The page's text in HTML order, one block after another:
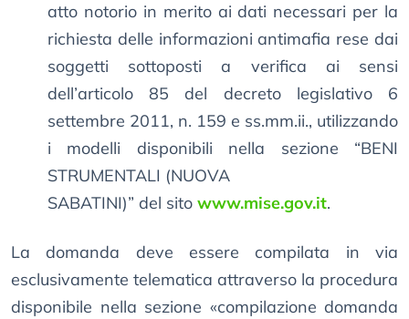
atto notorio in merito ai dati necessari per la
richiesta delle informazioni antimafia rese dai
soggetti sottoposti a verifica ai sensi
dell’articolo 85 del decreto legislativo 6
settembre 2011, n. 159 e ss.mm.ii., utilizzando
i modelli disponibili nella sezione “BENI
STRUMENTALI (NUOVA
SABATINI)” del sito www.mise.gov.it.
La domanda deve essere compilata in via
esclusivamente telematica attraverso la procedura
disponibile nella sezione «compilazione domanda